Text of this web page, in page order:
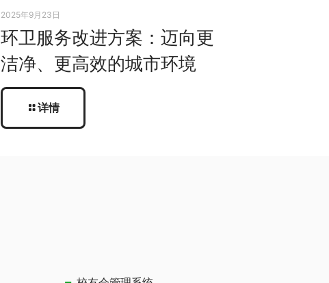
2025年9月23日
环卫服务改进方案：迈向更
洁净、更高效的城市环境
详情